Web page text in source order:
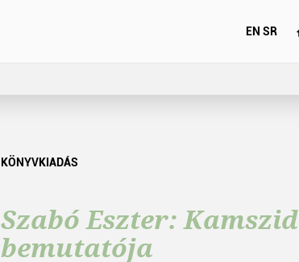
EN SR
KÖNYVKIADÁS
Szabó Eszter:
bemutatója